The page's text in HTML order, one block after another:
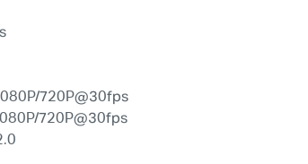
720P@30fps
720P@30fps